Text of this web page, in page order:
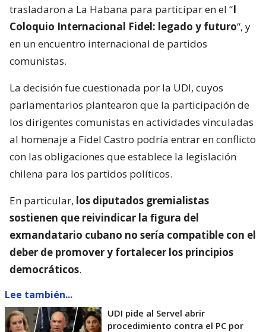
trasladaron a La Habana para participar en el “I
Coloquio Internacional Fidel: legado y futuro“, y
en un encuentro internacional de partidos
comunistas.
La decisión fue cuestionada por la UDI, cuyos
parlamentarios plantearon que la participación de
los dirigentes comunistas en actividades vinculadas
al homenaje a Fidel Castro podría entrar en conflicto
con las obligaciones que establece la legislación
chilena para los partidos políticos.
En particular, los diputados gremialistas
sostienen que reivindicar la figura del
exmandatario cubano no sería compatible con el
deber de promover y fortalecer los principios
democráticos.
Lee también...
UDI pide al Servel abrir
procedimiento contra el PC por